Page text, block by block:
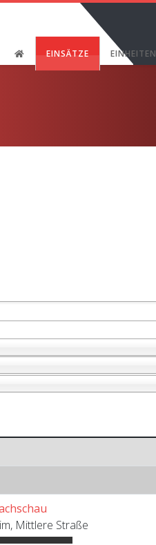
EINSÄTZE EINHEITEN
Mittlere Straße